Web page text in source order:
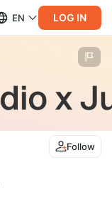
EN LOG IN
Follow